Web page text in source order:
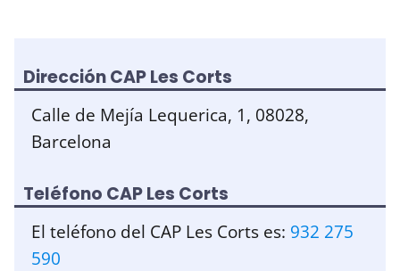
Dirección CAP Les Corts
Calle de Mejía Lequerica, 1, 08028,
Barcelona
Teléfono CAP Les Corts
El teléfono del CAP Les Corts es: 932 275
590